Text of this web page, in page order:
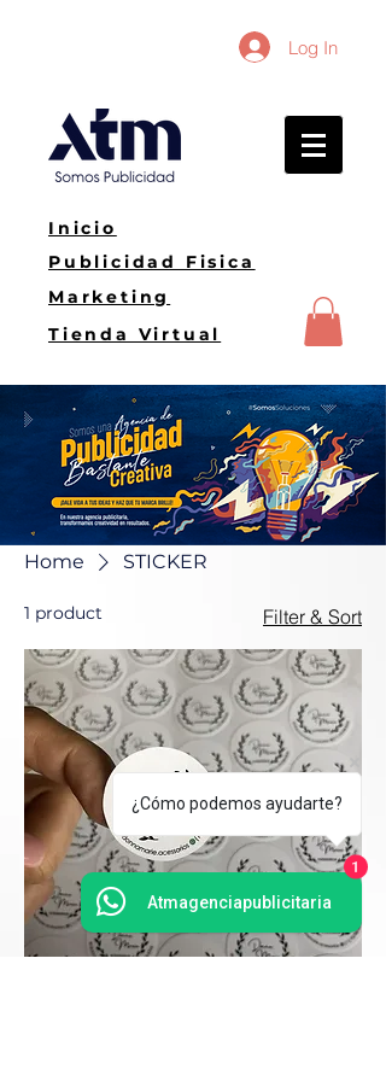
Log In
Inicio
Publicidad Fisica
Marketing
Tienda Virtual
Home STICKER
1 product Filter & Sort
¿Cómo podemos ayudarte?
Atmagenciapublicitaria
1